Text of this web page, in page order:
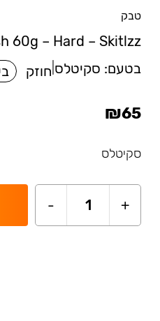
טבק
60g – Hard – Skitlzz
בטעם: סקיטלס חוזק
₪65
סקיטלס
+
1
-